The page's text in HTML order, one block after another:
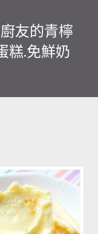
友的青檸
糕.免鮮奶